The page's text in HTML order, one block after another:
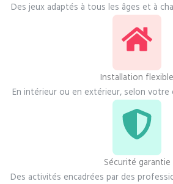
Des jeux adaptés à tous les âges et à
Installation flexible
En intérieur ou en extérieur, selon votre
Sécurité garantie
Des activités encadrées par des